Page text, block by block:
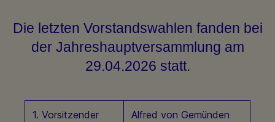
Die letzten Vorstandswahlen fanden bei
der Jahreshauptversammlung am
29.04.2026 statt.
1. Vorsitzender Alfred von Gemünden